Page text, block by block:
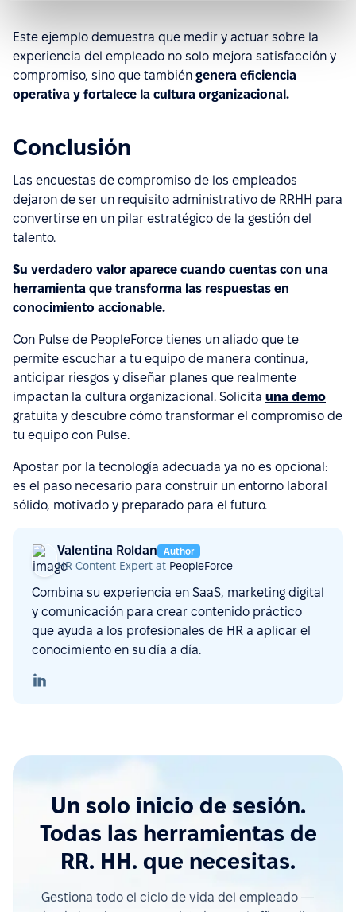
Este ejemplo demuestra que medir y actuar sobre la
experiencia del empleado no solo mejora satisfacción y
compromiso, sino que también genera eficiencia
operativa y fortalece la cultura organizacional.
Conclusión
Las encuestas de compromiso de los empleados
dejaron de ser un requisito administrativo de RRHH para
convertirse en un pilar estratégico de la gestión del
talento.
Su verdadero valor aparece cuando cuentas con una
herramienta que transforma las respuestas en
conocimiento accionable.
Con Pulse de PeopleForce tienes un aliado que te
permite escuchar a tu equipo de manera continua,
anticipar riesgos y diseñar planes que realmente
impactan la cultura organizacional. Solicita una demo
gratuita y descubre cómo transformar el compromiso de
tu equipo con Pulse.
Apostar por la tecnología adecuada ya no es opcional:
es el paso necesario para construir un entorno laboral
sólido, motivado y preparado para el futuro.
Valentina Roldan Author
HR Content Expert at PeopleForce
Combina su experiencia en SaaS, marketing digital
y comunicación para crear contenido práctico
que ayuda a los profesionales de HR a aplicar el
conocimiento en su día a día.
Un solo inicio de sesión.
Todas las herramientas de
RR. HH. que necesitas.
Gestiona todo el ciclo de vida del empleado —